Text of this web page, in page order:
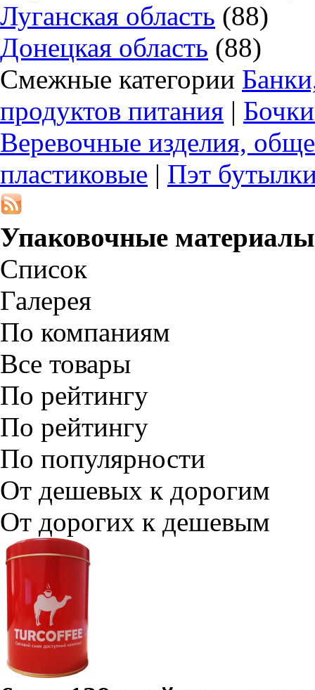
Луганская область (88)
Донецкая область (88)
Смежные категории
продуктов питания |
Веревочные изделия,
пластиковые | Пэт
Упаковочные
Список
Галерея
По компаниям
Все товары
По рейтингу
По рейтингу
По популярности
От дешевых к дорогим
От дорогих к дешевым